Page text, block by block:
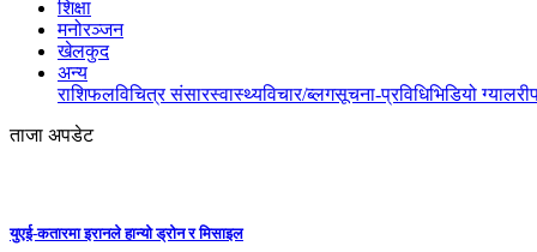
शिक्षा
मनोरञ्जन
खेलकुद
अन्य
राशिफलविचित्र संसारस्वास्थ्यविचार/ब्लगसूचना-प्रविधिभिडियो ग्यालरी
ताजा अपडेट
युएई-कतारमा इरानले हान्यो ड्रोन र मिसाइल